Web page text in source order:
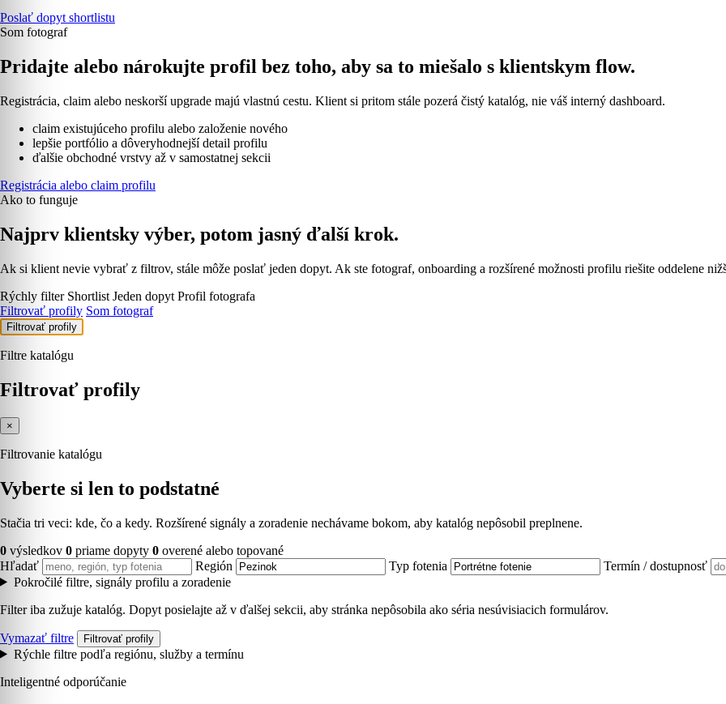
Poslať dopyt shortlistu
Som fotograf
Pridajte alebo nárokujte profil bez toho, aby sa to miešalo s klientskym flow.
Registrácia, claim alebo neskorší upgrade majú vlastnú cestu. Klient si pritom stále pozerá čistý katalóg, nie váš interný dashboard.
claim existujúceho profilu alebo založenie nového
lepšie portfólio a dôveryhodnejší detail profilu
ďalšie obchodné vrstvy až v samostatnej sekcii
Registrácia alebo claim profilu
Ako to funguje
Najprv klientsky výber, potom jasný ďalší krok.
Ak si klient nevie vybrať z filtrov, stále môže poslať jeden dopyt. Ak ste fotograf, onboarding a rozšírené možnosti profilu riešite oddelene
Rýchly filter Shortlist Jeden dopyt Profil fotografa
Filtrovať profily Som fotograf
Filtrovať profily
Filtre katalógu
Filtrovať profily
×
Filtrovanie katalógu
Vyberte si len to podstatné
Stačia tri veci: kde, čo a kedy. Rozšírené signály a zoradenie nechávame bokom, aby katalóg nepôsobil preplnene.
0 výsledkov 0 priame dopyty 0 overené alebo topované
Hľadať
Región Typ fotenia
Termín / dostupnosť
Pokročilé filtre, signály profilu a zoradenie
Filter iba zužuje katalóg. Dopyt posielajte až v ďalšej sekcii, aby stránka nepôsobila ako séria nesúvisiacich formulárov.
Vymazať filtre Filtrovať profily
Rýchle filtre podľa regiónu, služby a termínu
Inteligentné odporúčanie